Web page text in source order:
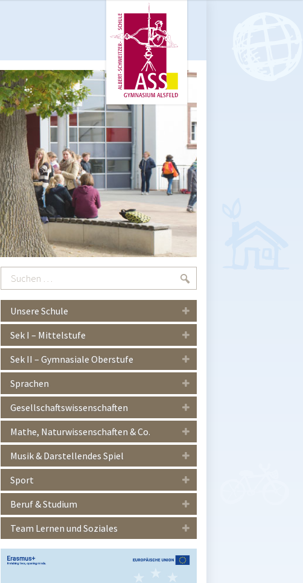
Suchen
…
Unsere Schule
Sek I – Mittelstufe
Sek II – Gymnasiale Oberstufe
Sprachen
Gesellschaftswissenschaften
Mathe, Naturwissenschaften & Co.
Musik & Darstellendes Spiel
Sport
Beruf & Studium
Team Lernen und Soziales